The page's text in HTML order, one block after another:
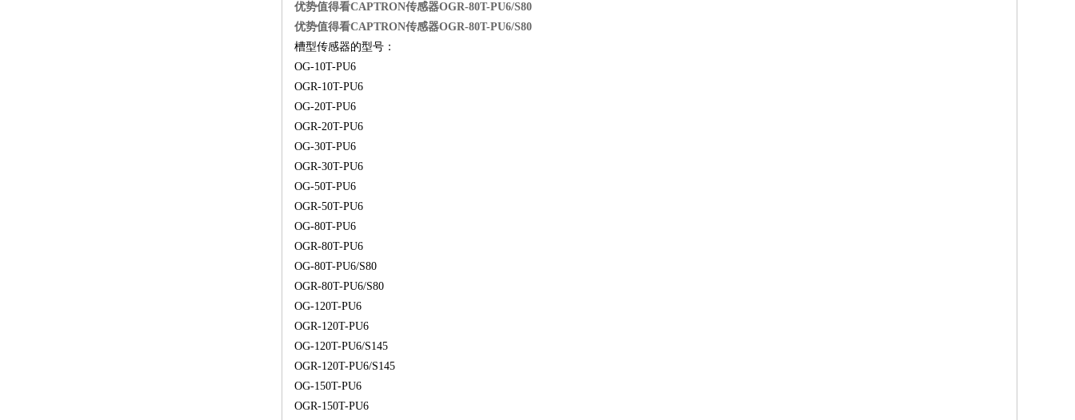
优势值得看CAPTRON传感器OGR-80T-PU6/S80
优势值得看CAPTRON传感器OGR-80T-PU6/S80
槽型传感器的型号：
OG-10T-PU6
OGR-10T-PU6
OG-20T-PU6
OGR-20T-PU6
OG-30T-PU6
OGR-30T-PU6
OG-50T-PU6
OGR-50T-PU6
OG-80T-PU6
OGR-80T-PU6
OG-80T-PU6/S80
OGR-80T-PU6/S80
OG-120T-PU6
OGR-120T-PU6
OG-120T-PU6/S145
OGR-120T-PU6/S145
OG-150T-PU6
OGR-150T-PU6